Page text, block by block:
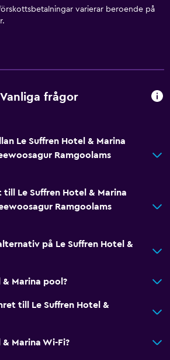
varierar beroende på
Vanliga frågor
Le Suffren Hotel & Marina
Ramgoolams
till Le Suffren Hotel & Marina
Ramgoolams
på Le Suffren Hotel &
& Marina pool?
till Le Suffren Hotel &
Marina Wi-Fi?